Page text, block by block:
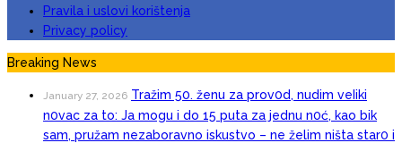
Pravila i uslovi korištenja
Privacy policy
Breaking News
January 27, 2026 Tražim 50. ženu za prov0d, nudim veIiki
n0vac za to: Ja mogu i do 15 puta za jednu n0ć, kao bik
sam, pružam nezaboravno iskustvo – ne želim ništa star0 i